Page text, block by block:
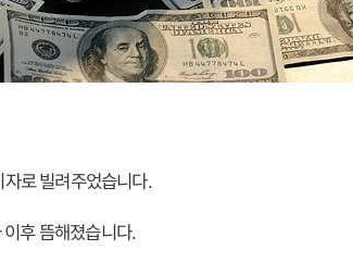
로 빌려주었습니다.
후 뜸해졌습니다.